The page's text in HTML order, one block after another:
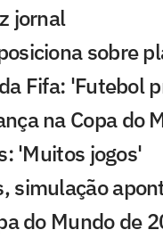
jornal
sobre
Fifa: 'Futebol
na Copa do
'Muitos jogos'
simulação
do Mundo de